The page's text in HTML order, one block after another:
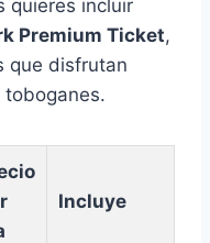
quieres incluir
Premium Ticket,
que disfrutan
Incluye